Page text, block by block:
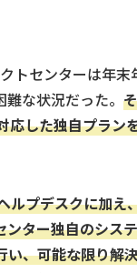
トセンターは年
な状況だった。
した独自プラン
ルプデスクに加え
ター独自のシス
、可能な限り解